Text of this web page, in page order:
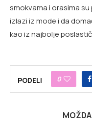
smokvama i orasima su
izlazi iz mode i da
kao iz najbolje
PODELI 0